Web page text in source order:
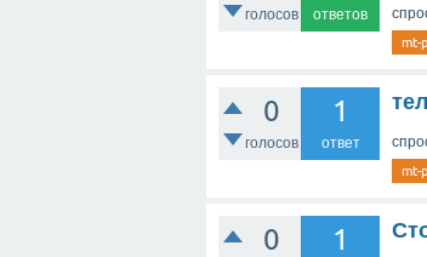
голосов ответов
mt-
0
голосов
1
ответ
mt-
0 1